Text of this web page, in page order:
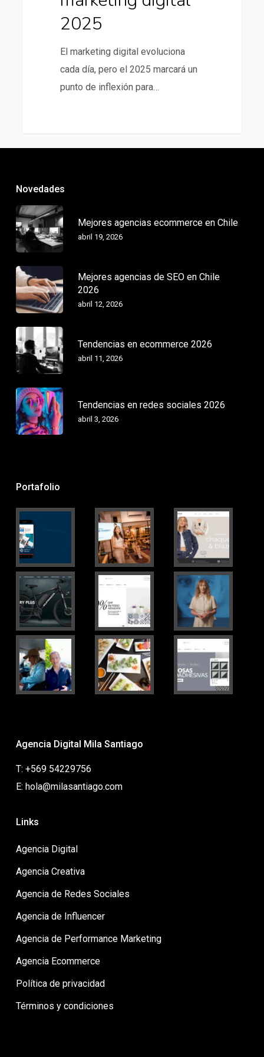
2025
El marketing digital evoluciona
cada día, pero el 2025 marcará un
punto de inflexión para…
Novedades
Mejores agencias ecommerce en Chile
abril 19, 2026
Mejores agencias de SEO en Chile
2026
abril 12, 2026
Tendencias en ecommerce 2026
abril 11, 2026
Tendencias en redes sociales 2026
abril 3, 2026
Portafolio
Agencia Digital Mila Santiago
T: +569 54229756
E: hola@milasantiago.com
Links
Agencia Digital
Agencia Creativa
Agencia de Redes Sociales
Agencia de Influencer
Agencia de Performance Marketing
Agencia Ecommerce
Política de privacidad
Términos y condiciones